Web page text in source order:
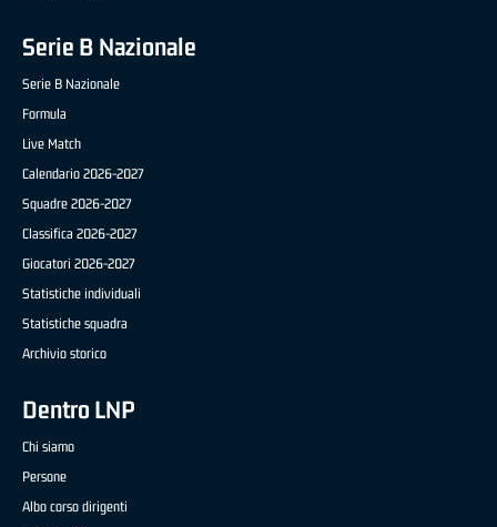
Serie B Nazionale
Serie B Nazionale
Formula
Live Match
Calendario 2026-2027
Squadre 2026-2027
Classifica 2026-2027
Giocatori 2026-2027
Statistiche individuali
Statistiche squadra
Archivio storico
Dentro LNP
Chi siamo
Persone
Albo corso dirigenti